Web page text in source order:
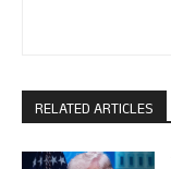
RELATED ARTICLES